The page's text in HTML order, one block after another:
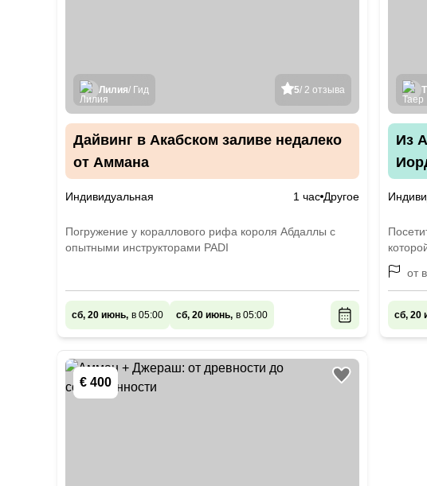
5/ 2 отзыва
Лилия/ Гид
Дайвинг в Акабском заливе недалеко
от Аммана
Индивидуальная 1 час Другое
Погружение у кораллового рифа короля Абдаллы с
опытными инструкторами PADI
сб, 20 июнь, в 05:00 сб, 20 июнь, в 05:00
Из
от
сб, 20
€ 400